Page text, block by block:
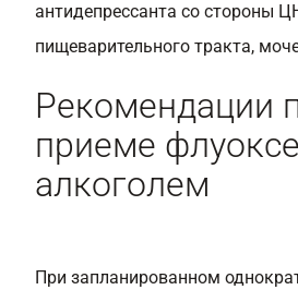
антидепрессанта со стороны
пищеварительного тракта,
Рекомендации
приеме
алкоголем
При запланированном